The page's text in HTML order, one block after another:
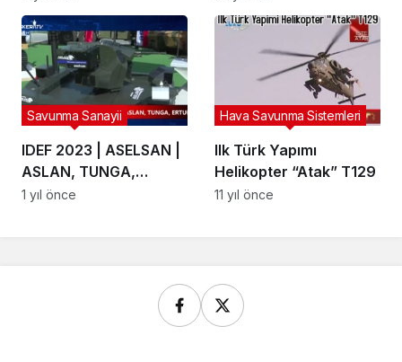
Dönem Başlattı
IDEF 2023 | ASELSAN |
ASLAN, TUNGA,
ERTUNGA
Savunma Sanayii
1 yıl önce
Ilk Türk Yapımı
Helikopter “Atak” T129
Hava Savunma Sistemleri
11 yıl önce